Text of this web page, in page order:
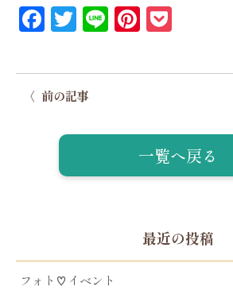
Facebook
Twitter
LinePinterest
〈 前の記事
一覧へ戻る
最近の投稿
フォト♡イベント